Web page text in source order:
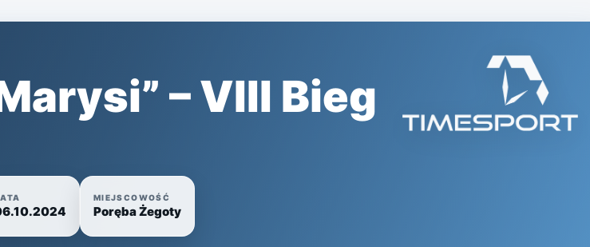
– VIII Bieg
MIEJSCOWOŚĆ
Poręba Żegoty